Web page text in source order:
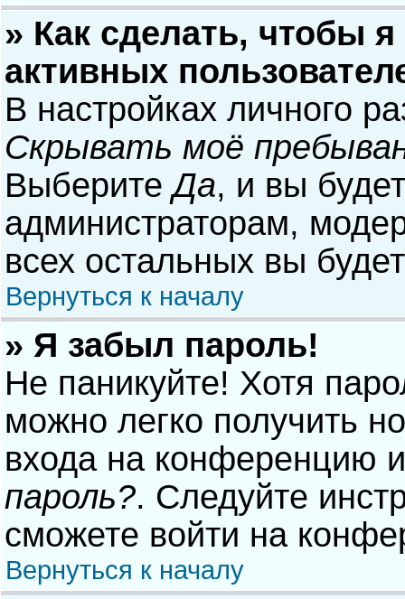
» Как сделать, чтобы
активных
В настройках личного
Скрывать моё
ВыберитеДа, и вы
администраторам,
всех остальных вы
Вернуться к началу
» Я забыл пароль!
Не паникуйте! Хотя
можно легко получить
входа на конференцию
пароль?. Следуйте
сможете войти на
Вернуться к началу